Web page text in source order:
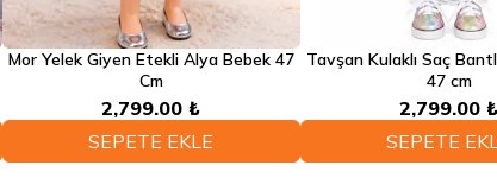
SEPETE EKLE
Mor Yelek Giyen Etekli Alya Bebek 47
Cm
2,799.00 ₺
SEPETE
Tavşan Kulaklı Saç
47 cm
2,799.00 ₺